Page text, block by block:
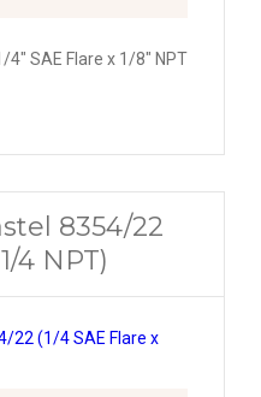
4" SAE Flare x 1/8" NPT
8354/22
4 NPT)